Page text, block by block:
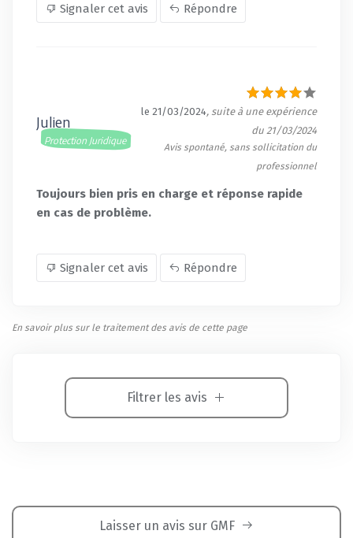
Signaler cet avis Répondre
Julien
Protection Juridique
le 21/03/2024, suite à une expérience
du 21/03/2024
Avis spontané, sans sollicitation du
professionnel
Toujours bien pris en charge et réponse rapide
en cas de problème.
Signaler cet avis Répondre
En savoir plus sur le traitement des avis de cette page
Filtrer les avis
Laisser un avis sur GMF